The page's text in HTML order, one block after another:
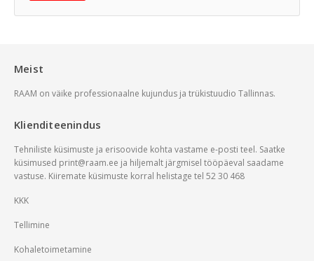
Meist
RAAM on väike professionaalne kujundus ja trükistuudio Tallinnas.
Klienditeenindus
Tehniliste küsimuste ja erisoovide kohta vastame e-posti teel. Saatke
küsimused print@raam.ee ja hiljemalt järgmisel tööpäeval saadame
vastuse. Kiiremate küsimuste korral helistage tel 52 30 468
KKK
Tellimine
Kohaletoimetamine